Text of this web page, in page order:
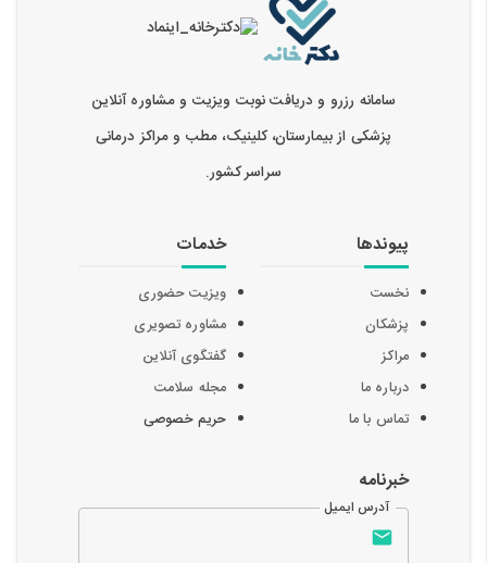
سامانه رزرو و دریافت نوبت ویزیت و مشاوره آنلاین
پزشکی از بیمارستان، کلینیک، مطب و مراکز درمانی
سراسر کشور.
پیوندها
نخست
پزشکان
مراکز
درباره ما
تماس با ما
خدمات
ویزیت حضوری
مشاوره تصویری
گفتگوی آنلاین
مجله سلامت
حریم خصوصی
خبرنامه
آدرس ایمیل